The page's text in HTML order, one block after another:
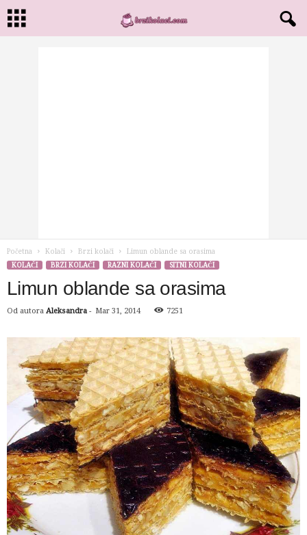
Početna Kolači Brzi kolači
Limun oblande sa orasima
KOLAČI
BRZI KOLAČI RAZNI KOLAČI SITNI KOLAČI
Limun oblande sa orasima
Od autora Aleksandra - Mar 31, 2014 7251